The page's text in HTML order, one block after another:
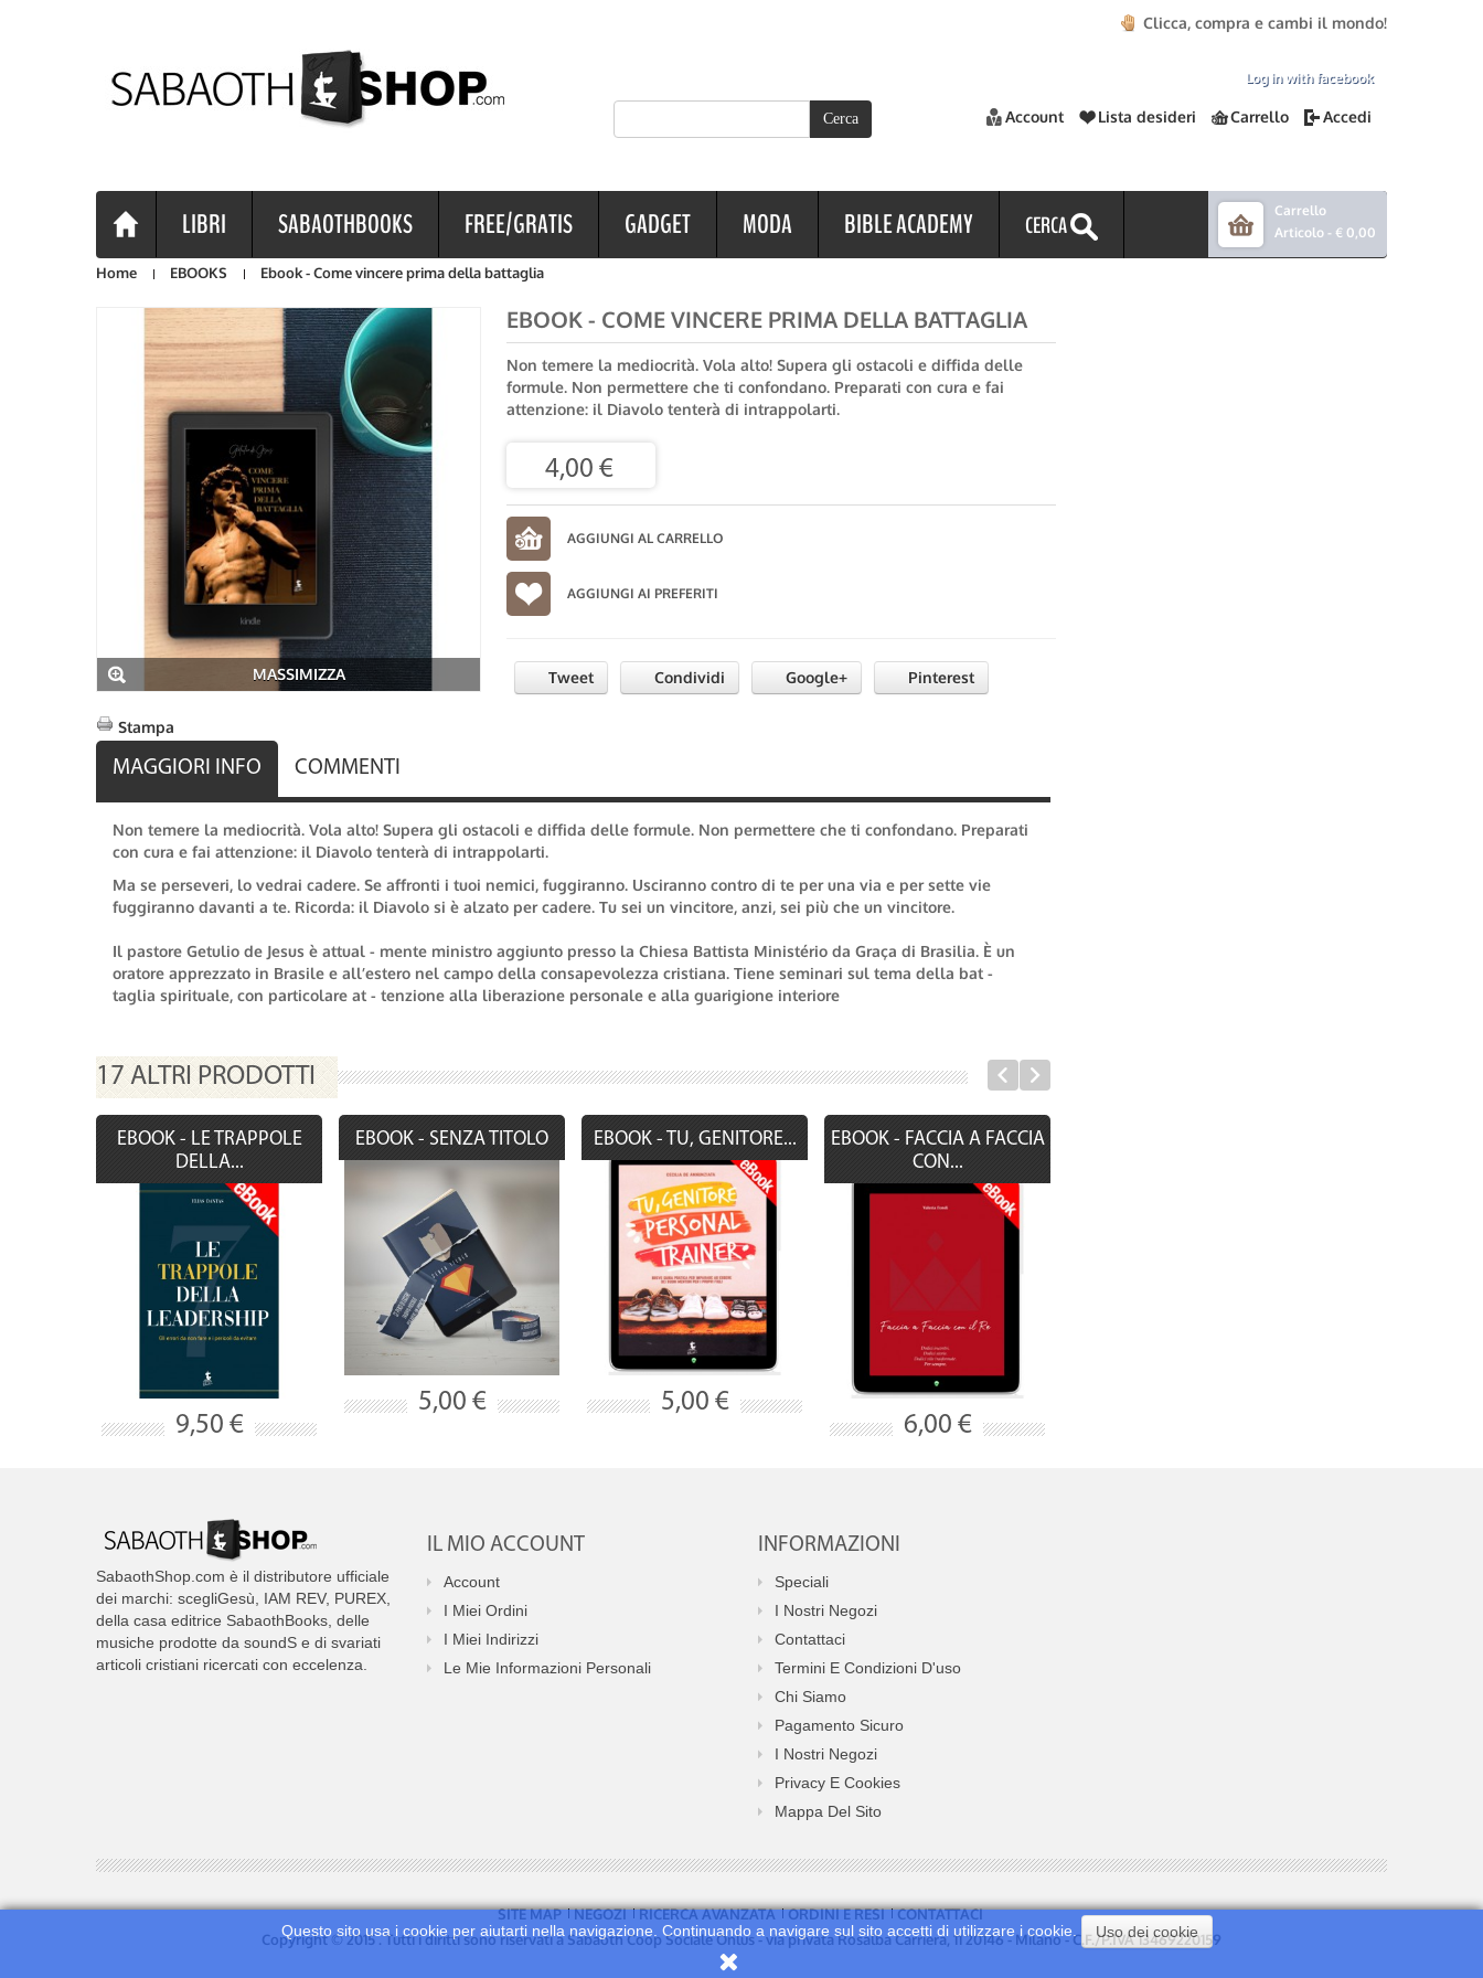
Questo sito usa i cookie per aiutarti nella navigazione. Continuando a navigare sul sito accetti di utilizzare i cookie. Uso dei cookie
Carrello
Articolo - € 0,00
Clicca, compra e cambi il mondo!
Account Lista desideri Carrello Accedi
Log in with facebook
LIBRI SABAOTHBOOKS FREE/GRATIS GADGET MODA BIBLE ACADEMY CERCA
Home EBOOKS Ebook - Come vincere prima della battaglia
MASSIMIZZA
Stampa
EBOOK - COME VINCERE PRIMA DELLA BATTAGLIA
Non temere la mediocrità. Vola alto! Supera gli ostacoli e diffida delle
formule. Non permettere che ti confondano. Preparati con cura e fai
attenzione: il Diavolo tenterà di intrappolarti.
4,00 €
AGGIUNGI AI PREFERITI
Tweet Condividi Google+ Pinterest
MAGGIORI INFO COMMENTI
Non temere la mediocrità. Vola alto! Supera gli ostacoli e diffida delle formule. Non permettere che ti confondano. Preparati
con cura e fai attenzione: il Diavolo tenterà di intrappolarti.
Ma se perseveri, lo vedrai cadere. Se affronti i tuoi nemici, fuggiranno. Usciranno contro di te per una via e per sette vie
fuggiranno davanti a te. Ricorda: il Diavolo si è alzato per cadere. Tu sei un vincitore, anzi, sei più che un vincitore.
Il pastore Getulio de Jesus è attual - mente ministro aggiunto presso la Chiesa Battista Ministério da Graça di Brasilia. È un
oratore apprezzato in Brasile e all’estero nel campo della consapevolezza cristiana. Tiene seminari sul tema della bat -
taglia spirituale, con particolare at - tenzione alla liberazione personale e alla guarigione interiore
17 ALTRI PRODOTTI
EBOOK - LE TRAPPOLE
DELLA...
9,50 €
EBOOK - SENZA TITOLO
5,00 €
EBOOK - TU, GENITORE...
5,00 €
EBOOK - FACCIA A FACCIA
CON...
6,00 €
SabaothShop.com è il distributore ufficiale
dei marchi: scegliGesù, IAM REV, PUREX,
della casa editrice SabaothBooks, delle
musiche prodotte da soundS e di svariati
articoli cristiani ricercati con eccelenza.
IL MIO ACCOUNT
Account
I Miei Ordini
I Miei Indirizzi
Le Mie Informazioni Personali
INFORMAZIONI
Speciali
I Nostri Negozi
Contattaci
Termini E Condizioni D'uso
Chi Siamo
Pagamento Sicuro
I Nostri Negozi
Privacy E Cookies
Mappa Del Sito
SITE MAP NEGOZI RICERCA AVANZATA ORDINI E RESI
CONTATTACI
Copyright © 2015 . Tutti i diritti sono riservati a Sabaoth Coop Sociale Onlus - via privata Rosalba Carriera, 11 20146 - Milano - C.F./P.IVA 13469220159